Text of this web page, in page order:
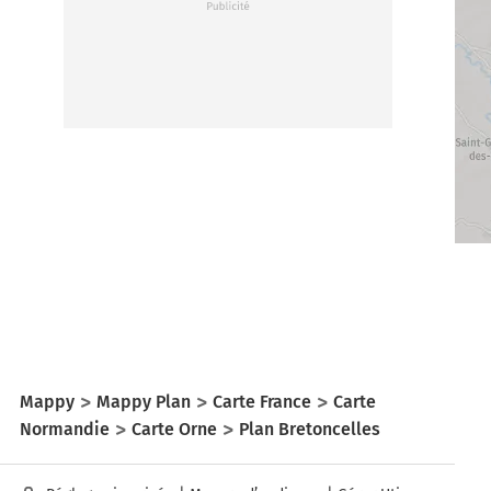
Mappy Mappy Plan Carte France
Carte
Normandie
Carte Orne Plan Bretoncelles